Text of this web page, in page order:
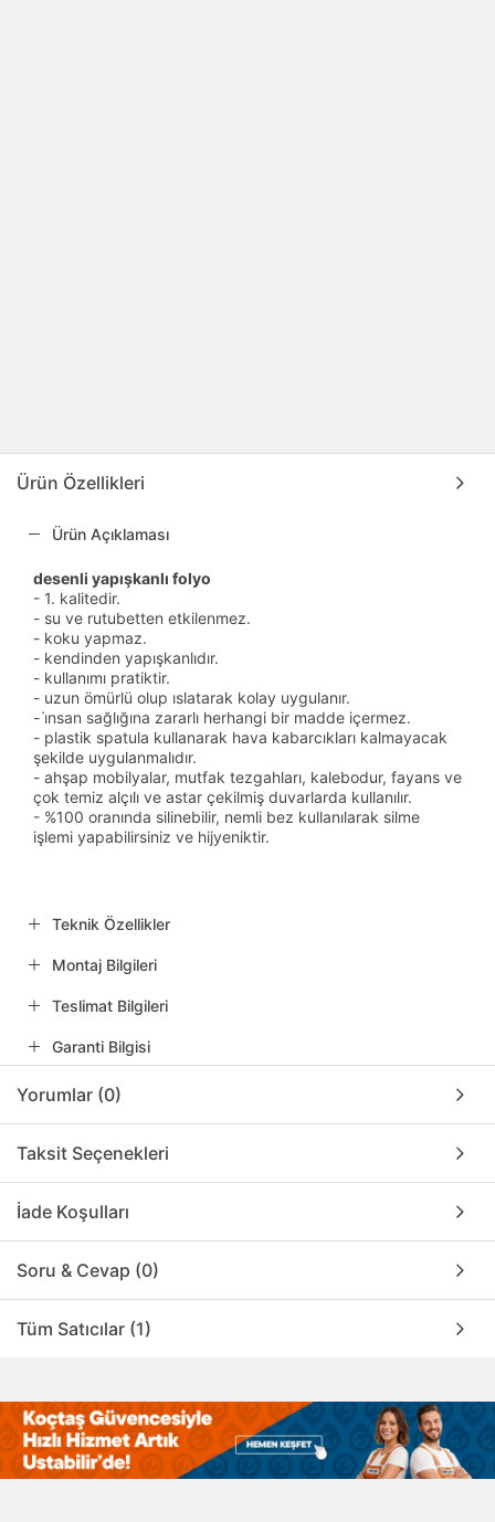
Ürün Özellikleri
Ürün Açıklaması
desenli yapışkanlı folyo
- 1. kalitedir.
- su ve rutubetten etkilenmez.
- koku yapmaz.
- kendinden yapışkanlıdır.
- kullanımı pratiktir.
- uzun ömürlü olup ıslatarak kolay uygulanır.
- i̇nsan sağlığına zararlı herhangi bir madde içermez.
- plastik spatula kullanarak hava kabarcıkları kalmayacak
şekilde uygulanmalıdır.
- ahşap mobilyalar, mutfak tezgahları, kalebodur, fayans ve
çok temiz alçılı ve astar çekilmiş duvarlarda kullanılır.
- %100 oranında silinebilir, nemli bez kullanılarak silme
işlemi yapabilirsiniz ve hijyeniktir.
Teknik Özellikler
Montaj Bilgileri
Teslimat Bilgileri
Garanti Bilgisi
Yorumlar (0)
Taksit Seçenekleri
İade Koşulları
Soru & Cevap (0)
Tüm Satıcılar (1)